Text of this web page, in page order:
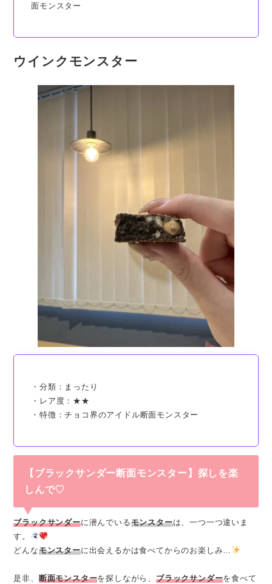
面モンスター
ウインクモンスター
・分類：まったり
・レア度：★★
・特徴：チョコ界のアイドル断面モンスター
【ブラックサンダー断面モンスター】探しを楽
しんで♡
ブラックサンダーに潜んでいるモンスターは、一つ一つ違いま
す。
どんなモンスターに出会えるかは食べてからのお楽しみ…
是非、 断面モンスターを探しながら、ブラックサンダーを食べて